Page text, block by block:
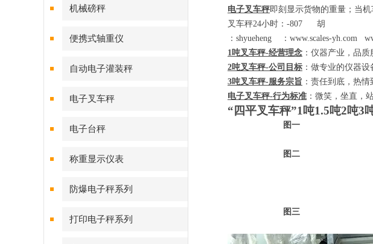
机械磅秤
便携式轴重仪
自动电子灌装秤
电子叉车秤
电子台秤
称重显示仪表
防爆电子秤系列
打印电子秤系列
电子叉车秤即刻显示货物的重量；当
叉车秤24小时： -807 胡
： shyueheng ： www.scales-yh.com
1吨叉车秤-经营理念 ：仪器产业，品质
2吨叉车秤-公司目标 ：做专业的仪器
3吨叉车秤-服务宗旨 ：责任到底，热
电子叉车秤-行为标准 ：微笑，坐直，
“四平叉车秤”1 吨1.5吨2吨3
图一
图二
图三